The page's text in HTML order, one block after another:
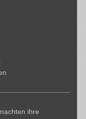
ihre